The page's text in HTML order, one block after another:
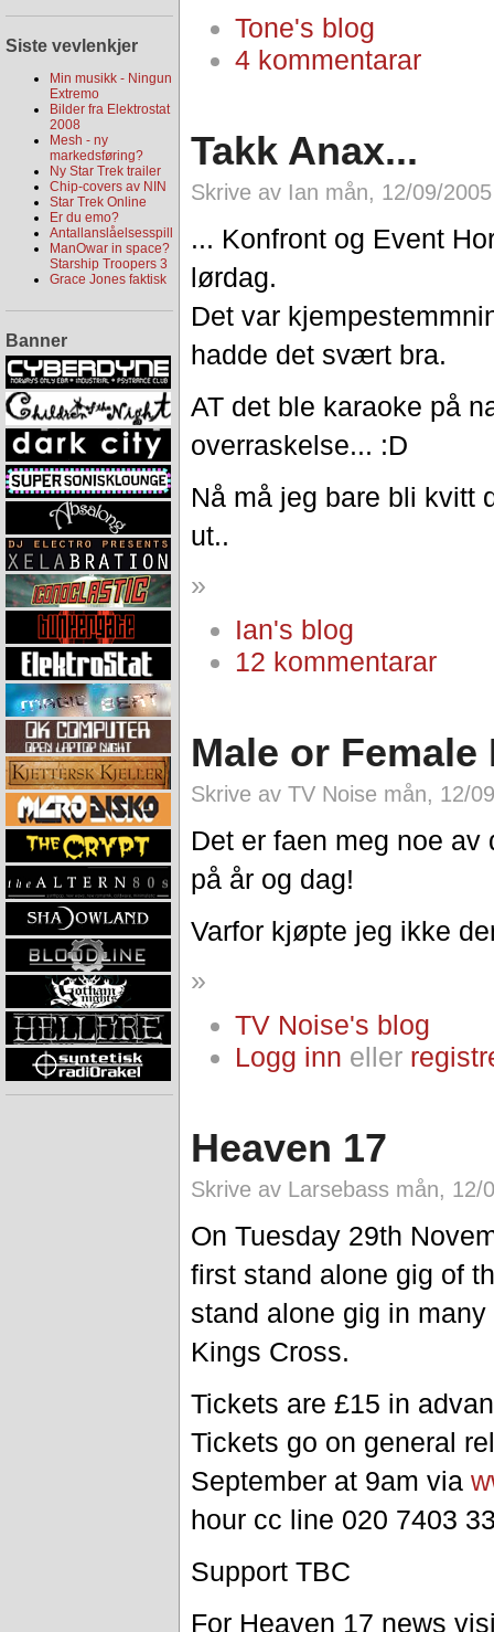
Siste vevlenkjer
Min musikk - Ningun
Extremo
Bilder fra Elektrostat
2008
Mesh - ny
markedsføring?
Ny Star Trek trailer
Chip-covers av NIN
Star Trek Online
Er du emo?
Antallanslåelsesspill
ManOwar in space?
Starship Troopers 3
Grace Jones faktisk
Banner
Tone's blog
4 kommentarar
Takk Anax...
Skrive av Ian mån, 12/09/
... Konfront og Event
lørdag.
Det var
hadde det svært bra.
AT det ble karaoke på
overraskelse... :D
Nå må jeg bare bli kvitt
ut..
»
Ian's blog
12 kommentarar
Male or Female
Skrive av TV Noise mån, 12/
Det er faen meg noe
på år og dag!
Varfor kjøpte jeg ikke
»
TV Noise's blog
Logg inn eller
Heaven 17
Skrive av Larsebass mån, 12/
On Tuesday 29th
first stand alone gig of
stand alone gig in
Kings Cross.
Tickets are £15 in
Tickets go on general
September at 9am via
hour cc line 020 7403
Support TBC
For Heaven 17 news